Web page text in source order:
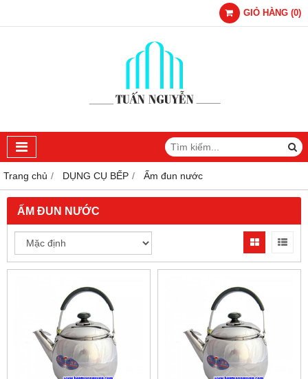
GIỎ HÀNG (0)
Trang chủ DỤNG CỤ BẾP Ấm đun nước
ẤM ĐUN NƯỚC